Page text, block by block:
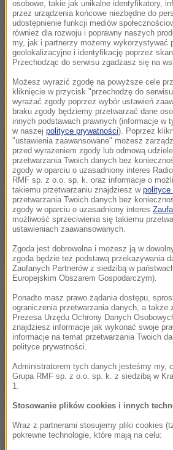
które zostały postawione
posłowi Mariuszowi Antoniemu
niegospodarności w spółce PGZ.
pośredniczyć w załatwieniu
90 tys. złotych.
Poza tym, Bartłomiej M. wraz z
przekroczyć swoje uprawnienia
przez co PGZ miała stracić pół
Dodatkowy zarzut postawiony
przekroczenia uprawnień i
wystawy pod patronatem MON.
Jak poinformował w
Prokuratury Okręgowej w
Dubiel, "przestępstwo ma
imieniu PGZ niekorzystnych dla
dotyczących usług
targów przemysłu obronnego, a
wystawy multimedialnej".
Śledztwo w tej sprawie było
osobowe, takie jak unikalne identyfikatory,
przez urządzenia końcowe niezbędne do
udostępnienie funkcji mediów
również dla rozwoju i poprawny naszych
my, jak i partnerzy możemy wykorzystywać
geolokalizacyjne i identyfikację poprzez
Przechodząc do serwisu zgadzasz się na
Możesz wyrazić zgodę na powyższe cele
kliknięcie w przycisk "przechodzę do
wyrażać zgody poprzez wybór ustawień
braku zgody będziemy przetwarzać dane
innych podstawach prawnych (informacje w
w naszej polityce prywatności). Poprzez
"ustawienia zaawansowane" możesz
przed wyrażeniem zgody lub odmową
przetwarzania Twoich danych bez
zgody w oparciu o uzasadniony interes
RMF sp. z o.o. sp. k. oraz informacje o
takiemu przetwarzaniu znajdziesz w polityce
przetwarzania Twoich danych bez
zgody w oparciu o uzasadniony interes
możliwość sprzeciwienia się takiemu
ustawieniach zaawansowanych.
Zgoda jest dobrowolna i możesz ją w
zgoda będzie też podstawą przekazywania
Zaufanych Partnerów z siedzibą w
Europejskim Obszarem Gospodarczym).
Ponadto masz prawo żądania dostępu,
ograniczenia przetwarzania danych, a także
Prezesa Urzędu Ochrony Danych
znajdziesz informacje jak wykonać swoje
informacje na temat przetwarzania Twoich
polityce prywatności.
Administratorem tych danych jesteśmy my,
Grupa RMF sp. z o.o. sp. k. z siedzibą w
1.
Stosowanie plików cookies i innych
Wraz z partnerami stosujemy pliki cookies
pokrewne technologie, które mają na celu: